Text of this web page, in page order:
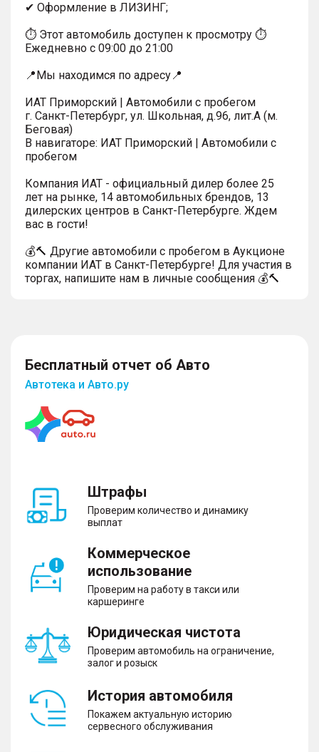
✔ Оформление в ЛИЗИНГ;
⏱ Этот автомобиль доступен к просмотру ⏱
Ежедневно с 09:00 до 21:00
📍Мы находимся по адресу📍
ИАТ Приморский | Автомобили с пробегом
г. Санкт-Петербург, ул. Школьная, д.96, лит.А (м.
Беговая)
В навигаторе: ИАТ Приморский | Автомобили с
пробегом
Компания ИАТ - официальный дилер более 25
лет на рынке, 14 автомобильных брендов, 13
дилерских центров в Санкт-Петербурге. Ждем
вас в гости!
💰🔨 Другие автомобили с пробегом в Аукционе
компании ИАТ в Санкт-Петербурге! Для участия в
торгах, напишите нам в личные сообщения 💰🔨
Бесплатный отчет об Авто
Автотека и Авто.ру
Штрафы
Проверим количество и динамику
выплат
Коммерческое
использование
Проверим на работу в такси или
каршеринге
Юридическая чистота
Проверим автомобиль на ограничение,
залог и розыск
История автомобиля
Покажем актуальную историю
сервесного обслуживания